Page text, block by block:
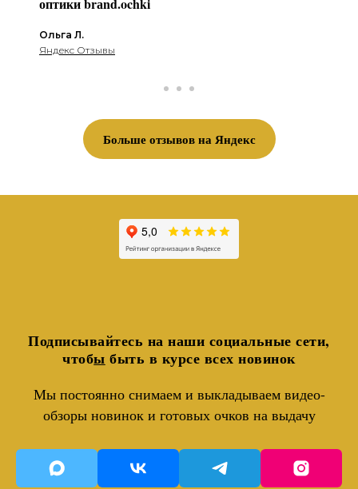
Ольга Л.
Яндекс Отзывы
Больше отзывов на Яндекс
Подписывайтесь на наши социальные сети,
чтобы быть в курсе всех новинок
Мы постоянно снимаем и выкладываем видео-
обзоры новинок и готовых очков на выдачу